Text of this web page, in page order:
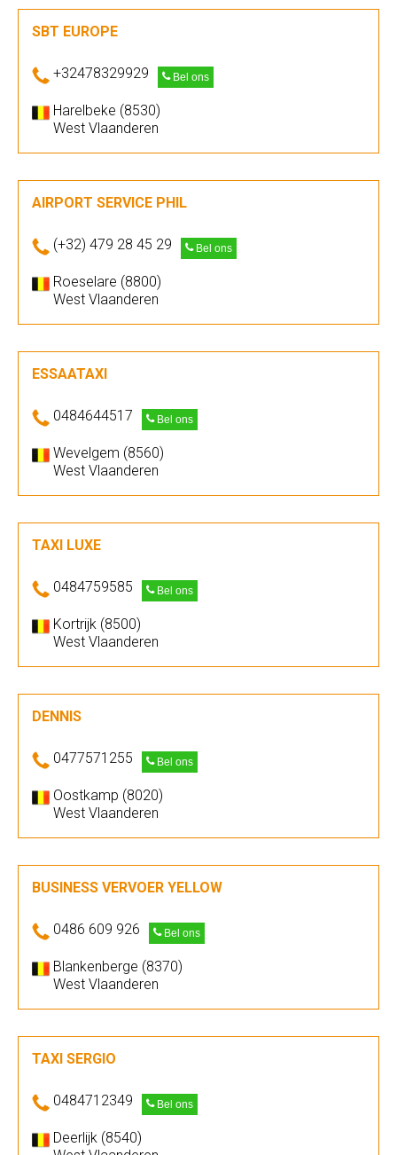
SBT EUROPE
+32478329929 Bel ons
Harelbeke (8530)
West Vlaanderen
AIRPORT SERVICE PHIL
(+32) 479 28 45 29 Bel ons
Roeselare (8800)
West Vlaanderen
ESSAATAXI
0484644517 Bel ons
Wevelgem (8560)
West Vlaanderen
TAXI LUXE
0484759585 Bel ons
Kortrijk (8500)
West Vlaanderen
DENNIS
0477571255 Bel ons
Oostkamp (8020)
West Vlaanderen
BUSINESS VERVOER YELLOW
0486 609 926 Bel ons
Blankenberge (8370)
West Vlaanderen
TAXI SERGIO
0484712349 Bel ons
Deerlijk (8540)